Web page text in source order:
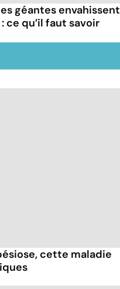
géantes envahissent
: ce qu’il faut savoir
cette maladie